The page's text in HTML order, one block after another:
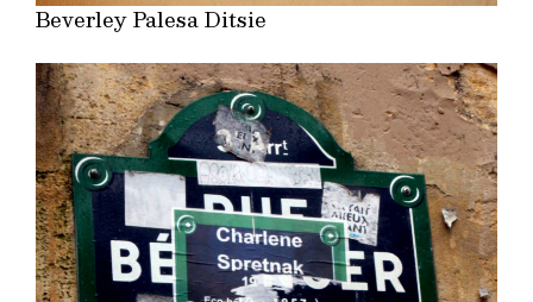
Beverley Palesa Ditsie